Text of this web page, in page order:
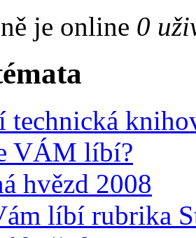
je online 0
technická
VÁM líbí?
hvězd 2008
líbí rubrika